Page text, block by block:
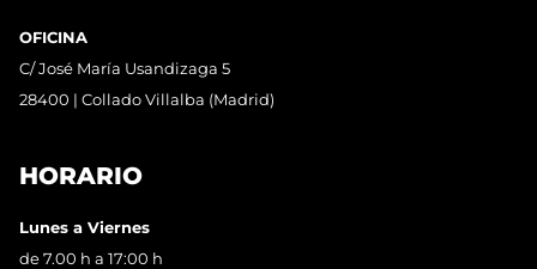
OFICINA
C/ José María Usandizaga 5
28400 | Collado Villalba (Madrid)
HORARIO
Lunes a Viernes
de 7.00 h a 17:00 h